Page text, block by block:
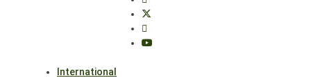
International